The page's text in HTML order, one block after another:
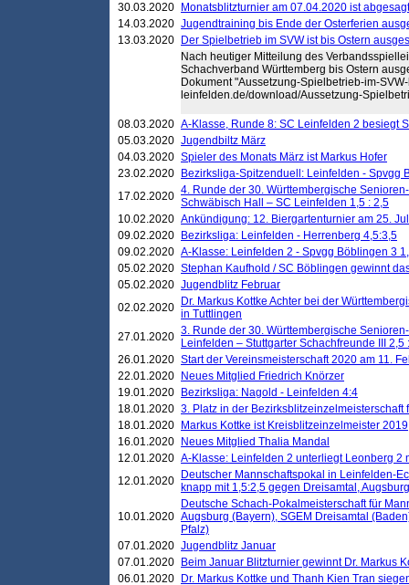
30.03.2020
Monatsblitzturnier am 07.04.2020 ist abgesagt
14.03.2020 Jugendtraining bis Ende der Osterferien
13.03.2020
Der Spielbetrieb im SVW ist bis Ostern
Nach heutiger Mitteilung des
Schachverband Württemberg bis Ostern
Dokument "Aussetzung-Spielbetrieb-im-
leinfelden.de/download/Aussetzung-
08.03.2020 A-Klasse, Runde 8: SC Leinfelden 2 besiegt
05.03.2020 Jugendbiltz März
04.03.2020 Spieler des Monats März ist Markus Hofer
23.02.2020
Bezirksliga-Spitzenduell: Leinfelden - Spvgg
17.02.2020 4. Runde der 30. Württembergische
Schwäbisch Hall – SC Leinfelden 1,5 : 2,5
10.02.2020 Ankündigung: 12. Biergartenturnier am 25.
09.02.2020
Bezirksliga: Leinfelden - Herrenberg 4,5:3,5
09.02.2020 A-Klasse: Leinfelden 2 - Spvgg Böblingen 3
05.02.2020 Stephan Kaufhold / SC Böblingen gewinnt
05.02.2020 Jugendblitz Februar
02.02.2020
Dr. Markus Kottke Achter bei der
in Tuttlingen
27.01.2020 3. Runde der 30. Württembergische
Leinfelden – Stuttgarter Schachfreunde III 2,5
26.01.2020 Start der Vereinsmeisterschaft 2020 am 11.
22.01.2020
Neues Mitglied Friedrich Knörzer
19.01.2020
Bezirksliga: Nagold - Leinfelden 4:4
18.01.2020 3. Platz in der Bezirksblitzeinzelmeisterschaft
18.01.2020
Markus Kottke ist Kreisblitzeinzelmeister 2019
16.01.2020
Neues Mitglied Thalia Mandal
12.01.2020 A-Klasse: Leinfelden 2 unterliegt Leonberg 2
12.01.2020
Deutscher Mannschaftspokal in Leinfelden-
knapp mit 1,5:2,5 gegen Dreisamtal,
10.01.2020
Deutsche Schach-Pokalmeisterschaft für
Augsburg (Bayern), SGEM Dreisamtal
Pfalz)
07.01.2020 Jugendblitz Januar
07.01.2020
Beim Januar Blitzturnier gewinnt Dr. Markus
06.01.2020
Dr. Markus Kottke und Thanh Kien Tran